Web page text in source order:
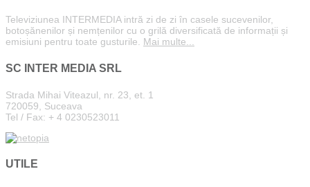
Televiziunea INTERMEDIA intră zi de zi în casele sucevenilor,
botoșănenilor și nemțenilor cu o grilă diversificată de informații și
emisiuni pentru toate gusturile. Mai multe...
SC INTER MEDIA SRL
Strada Mihai Viteazul, nr. 23, et. 1
720059, Suceava
Tel / Fax: + 4 0230523011
UTILE